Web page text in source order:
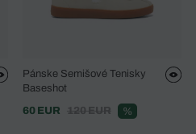
Pánske Semišové Tenisky
Baseshot
60 EUR
120 EUR %